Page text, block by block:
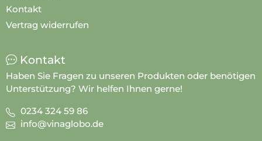
Kontakt
Vertrag widerrufen
Kontakt
Haben Sie Fragen zu unseren Produkten oder benötigen
Unterstützung? Wir helfen Ihnen gerne!
0234 324 59 86
info@vinaglobo.de